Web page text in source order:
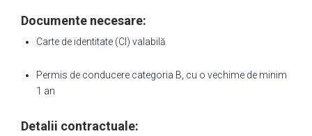
Documente necesare:
Carte de identitate (CI) valabilă
Permis de conducere categoria B, cu o vechime de minim
1 an
Detalii contractuale: